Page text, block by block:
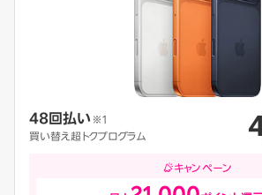
48回払い ※1
買い替え超トクプログラム
キャンペーン